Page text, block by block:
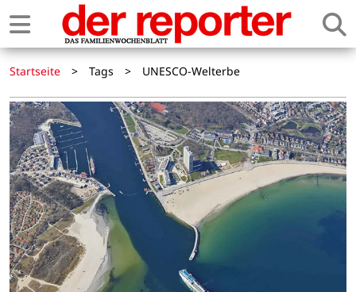
Startseite > Tags > UNESCO-Welterbe